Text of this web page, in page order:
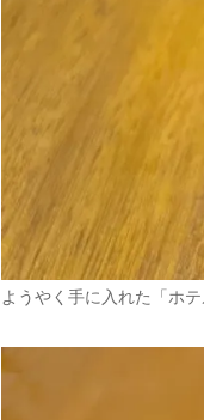
ようやく手に入れた「ホ